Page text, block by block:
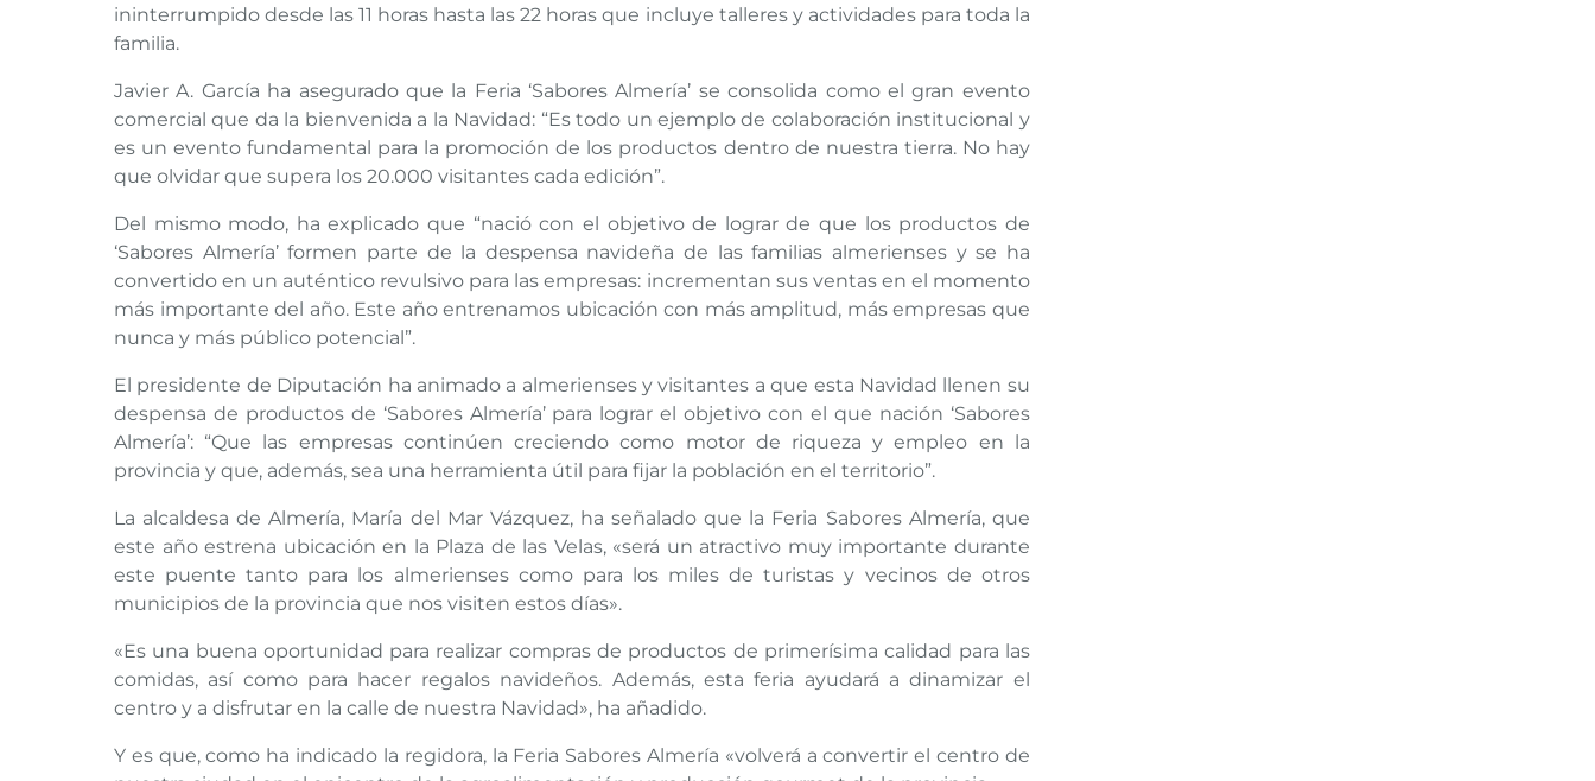
ininterrumpido desde las 11 horas hasta las 22 horas que incluye talleres y actividades para toda la
familia.
Javier A. García ha asegurado que la Feria ‘Sabores Almería’ se consolida como el gran evento
comercial que da la bienvenida a la Navidad: “Es todo un ejemplo de colaboración institucional y
es un evento fundamental para la promoción de los productos dentro de nuestra tierra. No hay
que olvidar que supera los 20.000 visitantes cada edición”.
Del mismo modo, ha explicado que “nació con el objetivo de lograr de que los productos de
‘Sabores Almería’ formen parte de la despensa navideña de las familias almerienses y se ha
convertido en un auténtico revulsivo para las empresas: incrementan sus ventas en el momento
más importante del año. Este año entrenamos ubicación con más amplitud, más empresas que
nunca y más público potencial”.
El presidente de Diputación ha animado a almerienses y visitantes a que esta Navidad llenen su
despensa de productos de ‘Sabores Almería’ para lograr el objetivo con el que nación ‘Sabores
Almería’: “Que las empresas continúen creciendo como motor de riqueza y empleo en la
provincia y que, además, sea una herramienta útil para fijar la población en el territorio”.
La alcaldesa de Almería, María del Mar Vázquez, ha señalado que la Feria Sabores Almería, que
este año estrena ubicación en la Plaza de las Velas, «será un atractivo muy importante durante
este puente tanto para los almerienses como para los miles de turistas y vecinos de otros
municipios de la provincia que nos visiten estos días».
«Es una buena oportunidad para realizar compras de productos de primerísima calidad para las
comidas, así como para hacer regalos navideños. Además, esta feria ayudará a dinamizar el
centro y a disfrutar en la calle de nuestra Navidad», ha añadido.
Y es que, como ha indicado la regidora, la Feria Sabores Almería «volverá a convertir el centro de